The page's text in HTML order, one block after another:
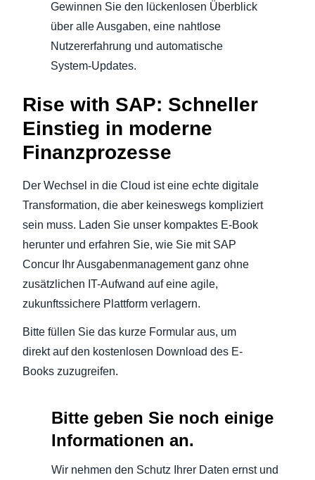
Gewinnen Sie den lückenlosen Überblick
über alle Ausgaben, eine nahtlose
Nutzererfahrung und automatische
System-Updates.
Rise with SAP: Schneller
Einstieg in moderne
Finanzprozesse
Der Wechsel in die Cloud ist eine echte digitale
Transformation, die aber keineswegs kompliziert
sein muss. Laden Sie unser kompaktes E-Book
herunter und erfahren Sie, wie Sie mit SAP
Concur Ihr Ausgabenmanagement ganz ohne
zusätzlichen IT-Aufwand auf eine agile,
zukunftssichere Plattform verlagern.
Bitte füllen Sie das kurze Formular aus, um
direkt auf den kostenlosen Download des E-
Books zuzugreifen.
Bitte geben Sie noch einige
Informationen an.
Wir nehmen den Schutz Ihrer Daten ernst und